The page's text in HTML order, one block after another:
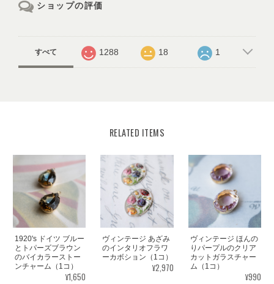
ショップの評価
すべて 1288 18 1
RELATED ITEMS
1920's ドイツ ブルー
とトパーズブラウン
のバイカラーストー
ンチャーム（1コ）
¥1,650
ヴィンテージ あざみ
のインタリオフラワ
ーカボション（1コ）
¥2,970
ヴィンテージ ほんの
りパープルのクリア
カットガラスチャー
ム（1コ）
¥990